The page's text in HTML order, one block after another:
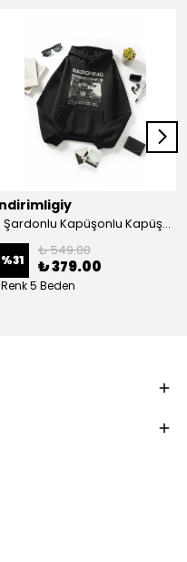
- Şardonlu Kapüşonlu Kapüşonlu Kanguru Cep Oversize Lastik Paça Sweatshirt Takimi
%31
₺ 549.00
₺ 379.00
Renk 5 Beden